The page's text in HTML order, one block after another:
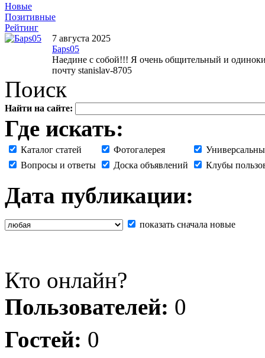
Новые
Позитивные
Рейтинг
7 августа 2025
Бaрs05
Наедине с собой!!! Я очень общительный и
почту stanislav-8705
Поиск
Найти на сайте:
Где искать:
Каталог статей Фотогалерея
Вопросы и ответы
Доска объявлений Клубы
Дата публикации:
показать сначала новые
Кто онлайн?
Пользователей: 0
Гостей: 0